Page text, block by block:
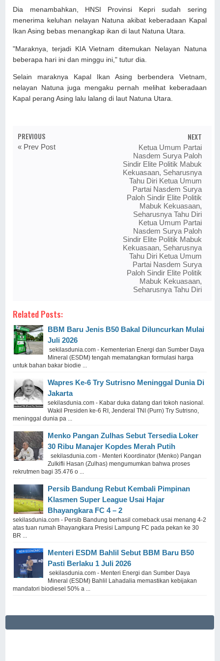
Dia menambahkan, HNSI Provinsi Kepri sudah sering
menerima keluhan nelayan Natuna akibat keberadaan Kapal
Ikan Asing bebas menangkap ikan di laut Natuna Utara.
"Maraknya, terjadi KIA Vietnam ditemukan Nelayan Natuna
beberapa hari ini dan minggu ini," tutur dia.
Selain maraknya Kapal Ikan Asing berbendera Vietnam,
nelayan Natuna juga mengaku pernah melihat keberadaan
Kapal perang Asing lalu lalang di laut Natuna Utara.
PREVIOUS
« Prev Post
NEXT
Ketua Umum Partai
Nasdem Surya Paloh
Sindir Elite Politik Mabuk
Kekuasaan, Seharusnya
Tahu Diri Ketua Umum
Partai Nasdem Surya
Paloh Sindir Elite Politik
Mabuk Kekuasaan,
Seharusnya Tahu Diri
Ketua Umum Partai
Nasdem Surya Paloh
Sindir Elite Politik Mabuk
Kekuasaan, Seharusnya
Tahu Diri Ketua Umum
Partai Nasdem Surya
Paloh Sindir Elite Politik
Mabuk Kekuasaan,
Seharusnya Tahu Diri
Related Posts:
BBM Baru Jenis B50 Bakal Diluncurkan Mulai
Juli 2026
sekilasdunia.com - Kementerian Energi dan Sumber Daya
Mineral (ESDM) tengah mematangkan formulasi harga
untuk bahan bakar biodie ...
Wapres Ke-6 Try Sutrisno Meninggal Dunia Di
Jakarta
sekilasdunia.com - Kabar duka datang dari tokoh nasional.
Wakil Presiden ke-6 RI, Jenderal TNI (Purn) Try Sutrisno,
meninggal dunia pa ...
Menko Pangan Zulhas Sebut Tersedia Loker
30 Ribu Manajer Kopdes Merah Putih
sekilasdunia.com - Menteri Koordinator (Menko) Pangan
Zulkifli Hasan (Zulhas) mengumumkan bahwa proses
rekrutmen bagi 35.476 o ...
Persib Bandung Rebut Kembali Pimpinan
Klasmen Super League Usai Hajar
Bhayangkara FC 4 – 2
sekilasdunia.com - Persib Bandung berhasil comeback usai menang 4-2
atas tuan rumah Bhayangkara Presisi Lampung FC pada pekan ke 30
BR ...
Menteri ESDM Bahlil Sebut BBM Baru B50
Pasti Berlaku 1 Juli 2026
sekilasdunia.com - Menteri Energi dan Sumber Daya
Mineral (ESDM) Bahlil Lahadalia memastikan kebijakan
mandatori biodiesel 50% a ...